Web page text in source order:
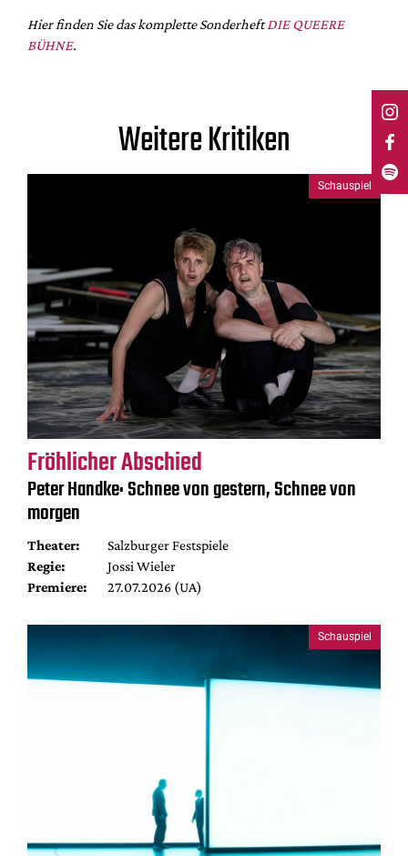
Hier finden Sie das komplette SonderheftDIE QUEERE
BÜHNE.
Weitere Kritiken
Schauspiel
Fröhlicher Abschied
Peter Handke: Schnee von gestern, Schnee von
morgen
Theater:
Salzburger Festspiele
Regie:
Jossi Wieler
Premiere:
27.07.2026 (UA)
Schauspiel